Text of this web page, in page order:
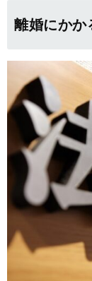
離婚にかか